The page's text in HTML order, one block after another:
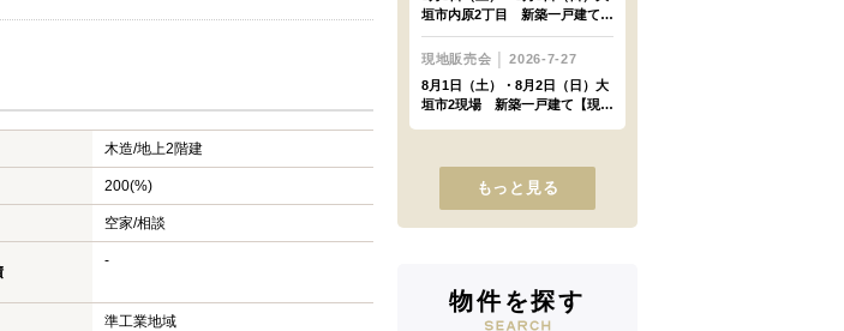
木造/地上2階建
200(%)
空家/相談
-
準工業地域
もっと見る
物件を探す